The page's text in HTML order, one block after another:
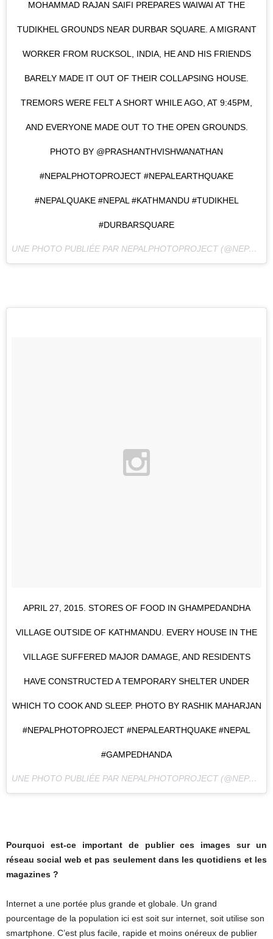
MOHAMMAD RAJAN SAIFI PREPARES WAIWAI AT THE
TUDIKHEL GROUNDS NEAR DURBAR SQUARE. A MIGRANT
WORKER FROM RUCKSOL, INDIA, HE AND HIS FRIENDS
BARELY MADE IT OUT OF THEIR COLLAPSING HOUSE.
TREMORS WERE FELT A SHORT WHILE AGO, AT 9:45PM,
AND EVERYONE MADE OUT TO THE OPEN GROUNDS.
PHOTO BY @PRASHANTHVISHWANATHAN
#NEPALPHOTOPROJECT #NEPALEARTHQUAKE
#NEPALQUAKE #NEPAL #KATHMANDU #TUDIKHEL
#DURBARSQUARE
UNE PHOTO PUBLIÉE PAR NEPALPHOTOPROJECT (@NEPALPHOTOPROJECT) LE
APRIL 27, 2015. STORES OF FOOD IN GHAMPEDANDHA
VILLAGE OUTSIDE OF KATHMANDU. EVERY HOUSE IN THE
VILLAGE SUFFERED MAJOR DAMAGE, AND RESIDENTS
HAVE CONSTRUCTED A TEMPORARY SHELTER UNDER
WHICH TO COOK AND SLEEP. PHOTO BY RASHIK MAHARJAN
#NEPALPHOTOPROJECT #NEPALEARTHQUAKE #NEPAL
#GAMPEDHANDA
UNE PHOTO PUBLIÉE PAR NEPALPHOTOPROJECT (@NEPALPHOTOPROJECT) LE
Pourquoi est-ce important de publier ces images sur un
réseau social web et pas seulement dans les quotidiens et les
magazines ?
Internet a une portée plus grande et globale. Un grand
pourcentage de la population ici est soit sur internet, soit utilise son
smartphone. C’est plus facile, rapide et moins onéreux de publier